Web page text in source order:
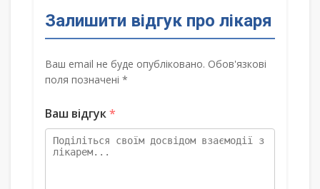
Залишити відгук про лікаря
Ваш email не буде опубліковано. Обов'язкові
поля позначені *
Ваш відгук*